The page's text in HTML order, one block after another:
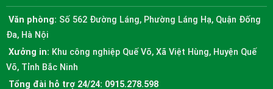
Văn phòng: Số 562 Đường Láng, Phường Láng Hạ, Quận Đống
Đa, Hà Nội
Xưởng in: Khu công nghiệp Quế Võ, Xã Việt Hùng, Huyện Quế
Võ, Tỉnh Bắc Ninh
Tổng đài hỗ trợ 24/24: 0915.278.598